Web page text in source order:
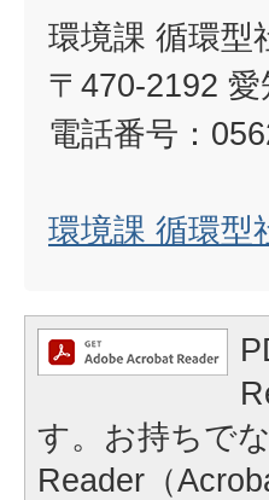
環境課 循環型
〒470-2192
電話番号：
環境課 循環型
す。お持ちで
Reader（